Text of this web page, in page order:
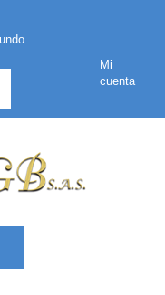
Mi
cuenta